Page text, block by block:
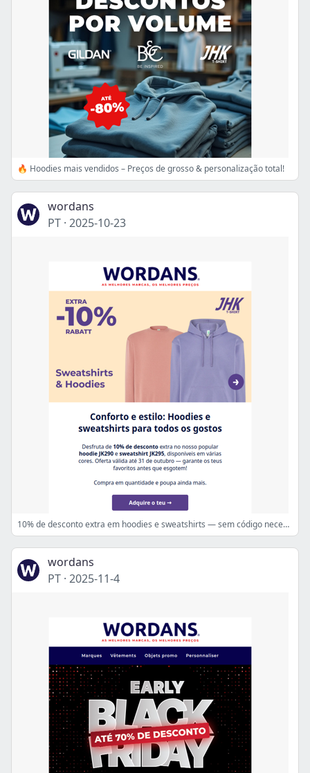
🔥 Hoodies mais vendidos – Preços de grosso & personalização total!
wordans
PT · 2025-10-23
10% de desconto extra em hoodies e sweatshirts — sem código necessário!
wordans
PT · 2025-11-4